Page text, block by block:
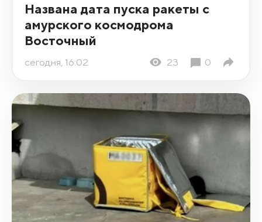
Названа дата пуска ракеты с
амурского космодрома
Восточный
сегодня, 16:02 23 0